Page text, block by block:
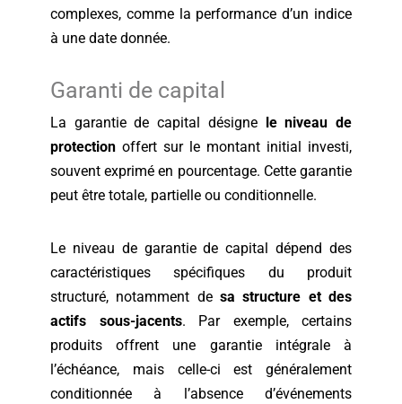
complexes, comme la performance d’un indice
à une date donnée.
Garanti de capital
La garantie de capital désigne
le niveau de
protection offert sur le montant initial investi,
souvent exprimé en pourcentage. Cette garantie
peut être totale, partielle ou conditionnelle.
Le niveau de garantie de capital dépend des
caractéristiques spécifiques du produit
structuré, notamment de sa structure et des
actifs sous-jacents. Par exemple, certains
produits offrent une garantie intégrale à
l’échéance, mais celle-ci est généralement
conditionnée à l’absence d’événements